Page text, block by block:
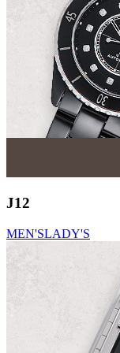
J12
MEN'SLADY'S